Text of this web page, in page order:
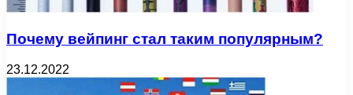
Почему вейпинг стал таким популярным?
23.12.2022